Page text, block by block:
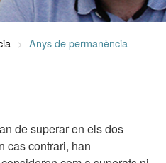
Anys de permanència
de superar en els dos
cas contrari, han